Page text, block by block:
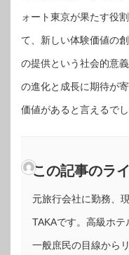
ォート東京が果たす役
て、新しい体験価値の
の提供という社会的意
の進化と成長に期待が
価値があると言えるでし
この記事のラ
元旅行会社に勤務、
TAKAです。高級ホテ
一般庶民の目線から